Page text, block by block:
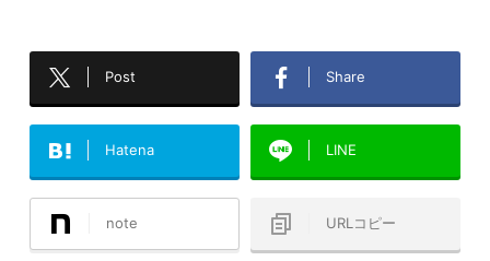
Post Share
Hatena LINE
note URLコピー